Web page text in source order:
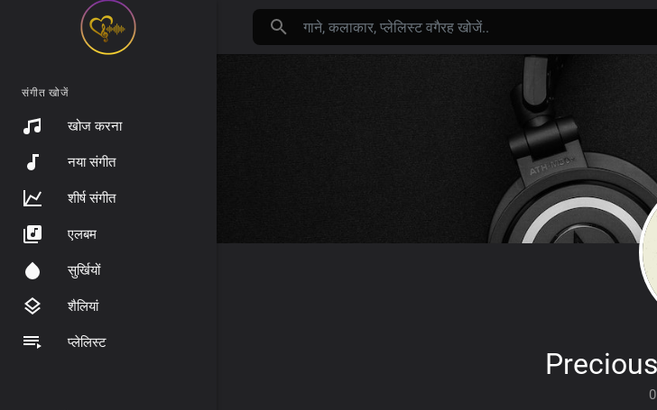
संगीत खोजें
खोज करना
नया संगीत
शीर्ष संगीत
एलबम
सुर्खियों
शैलियां
प्लेलिस्ट